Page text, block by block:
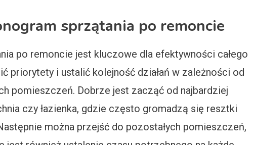
sprzątania po remoncie
po remoncie jest kluczowe dla efektywności całego
priorytety i ustalić kolejność działań w zależności od
pomieszczeń. Dobrze jest zacząć od najbardziej
czy łazienka, gdzie często gromadzą się resztki
można przejść do pozostałych pomieszczeń,